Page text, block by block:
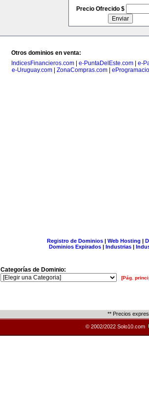
Precio Ofrecido $
Otros dominios en venta:
IndicesFinancieros.com
e-PuntaDelEste.com
e-
e-Uruguay.com
ZonaCompras.com
Registro de Dominios| Web Hosting |
Dominios Expirados | Industrias |
Categorías de Dominio:
[Pág.
** Precios
© 2002/2022 Solo10.com